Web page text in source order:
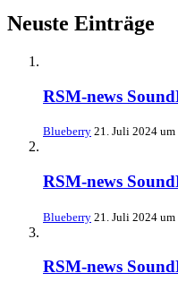
Neuste Einträge
RSM-news
Blueberry 21. Juli 2024 um
RSM-news
Blueberry 21. Juli 2024 um
RSM-news